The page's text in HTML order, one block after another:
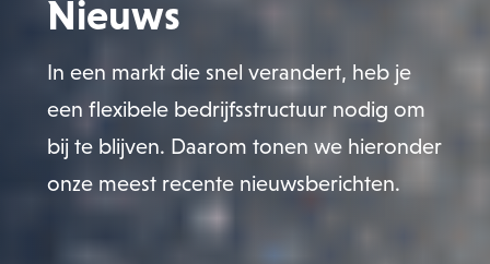
Nieuws
In een markt die snel verandert, heb je
een flexibele bedrijfsstructuur nodig om
bij te blijven. Daarom tonen we hieronder
onze meest recente nieuwsberichten.